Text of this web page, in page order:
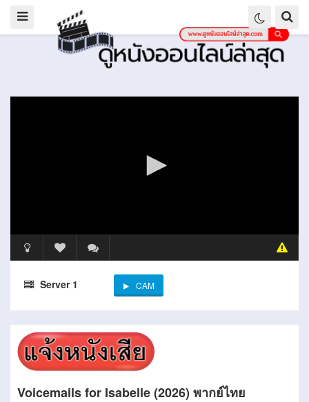
Server 1 CAM
Voicemails for Isabelle (2026) พากย์ไทย